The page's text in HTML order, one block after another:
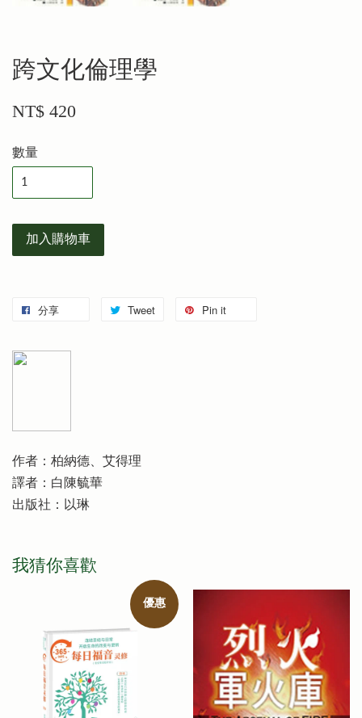
跨文化倫理學
NT$ 420
數量
加入購物車
分享 Tweet Pin it
作者：柏納德、艾得理
譯者：白陳毓華
出版社：以琳
我猜你喜歡
優惠